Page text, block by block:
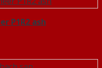
P1R2 ash